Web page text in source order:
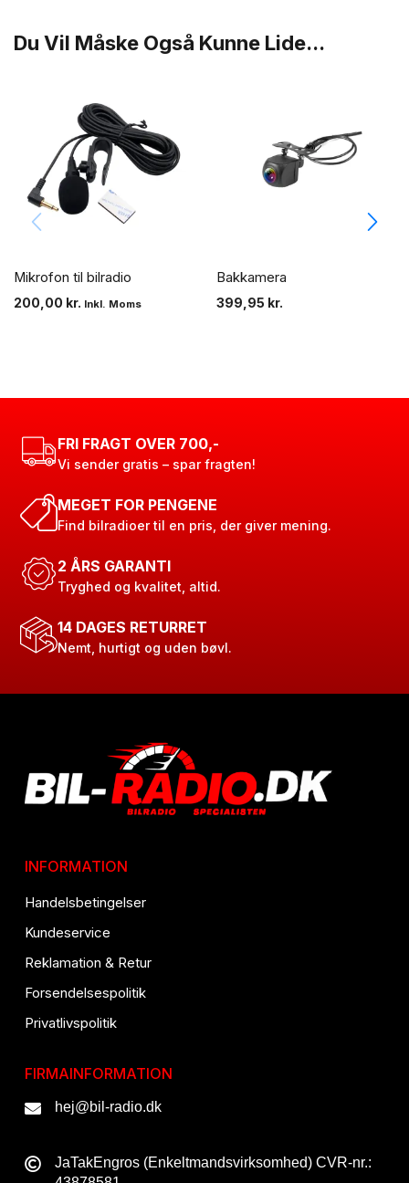
Du Vil Måske Også Kunne Lide...
Mikrofon til bilradio
200,00 kr. Inkl. Moms
Bakkamera
399,95 kr.
FRI FRAGT OVER 700,-
Vi sender gratis – spar fragten!
MEGET FOR PENGENE
Find bilradioer til en pris, der giver mening.
2 ÅRS GARANTI
Tryghed og kvalitet, altid.
14 DAGES RETURRET
Nemt, hurtigt og uden bøvl.
INFORMATION
Handelsbetingelser
Kundeservice
Reklamation & Retur
Forsendelsespolitik
Privatlivspolitik
FIRMAINFORMATION
hej@bil-radio.dk
JaTakEngros (Enkeltmandsvirksomhed) CVR-nr.: